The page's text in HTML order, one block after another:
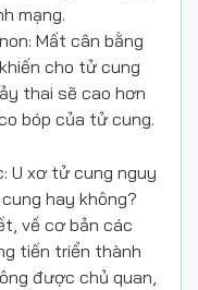
mạng.
Mất cân bằng
cho tử cung
thai sẽ cao hơn
bóp của tử cung.
U xơ tử cung nguy
hay không?
về cơ bản các
tiến triển thành
được chủ quan,